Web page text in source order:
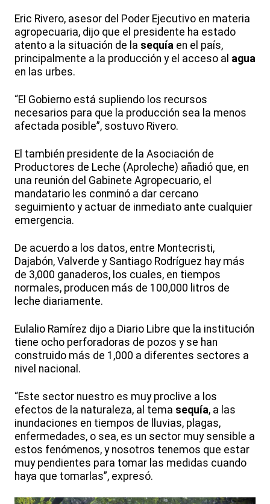
Eric Rivero, asesor del Poder Ejecutivo en materia
agropecuaria, dijo que el presidente ha estado
atento a la situación de la sequía en el país,
principalmente a la producción y el acceso al agua
en las urbes.
“El Gobierno está supliendo los recursos
necesarios para que la producción sea la menos
afectada posible”, sostuvo Rivero.
El también presidente de la Asociación de
Productores de Leche (Aproleche) añadió que, en
una reunión del Gabinete Agropecuario, el
mandatario les conminó a dar cercano
seguimiento y actuar de inmediato ante cualquier
emergencia.
De acuerdo a los datos, entre Montecristi,
Dajabón, Valverde y Santiago Rodríguez hay más
de 3,000 ganaderos, los cuales, en tiempos
normales, producen más de 100,000 litros de
leche diariamente.
Eulalio Ramírez dijo a Diario Libre que la institución
tiene ocho perforadoras de pozos y se han
construido más de 1,000 a diferentes sectores a
nivel nacional.
“Este sector nuestro es muy proclive a los
efectos de la naturaleza, al tema sequía, a las
inundaciones en tiempos de lluvias, plagas,
enfermedades, o sea, es un sector muy sensible a
estos fenómenos, y nosotros tenemos que estar
muy pendientes para tomar las medidas cuando
haya que tomarlas”, expresó.